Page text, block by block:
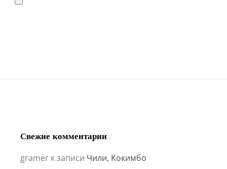
Свежие комментарии
gramer к записи Чили, Кокимбо